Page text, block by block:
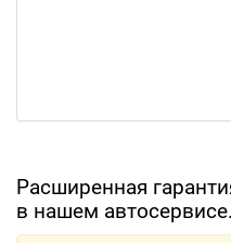
Расширенная
в нашем автосервисе.